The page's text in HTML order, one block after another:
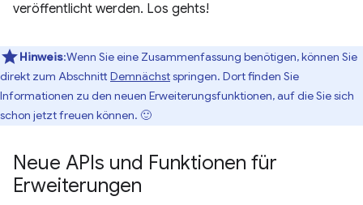
veröffentlicht werden. Los gehts!
Hinweis:Wenn Sie eine Zusammenfassung benötigen, können Sie
direkt zum Abschnitt Demnächstspringen. Dort finden Sie
Informationen zu den neuen Erweiterungsfunktionen, auf die Sie sich
schon jetzt freuen können. 🙂
Neue APIs und Funktionen für
Erweiterungen